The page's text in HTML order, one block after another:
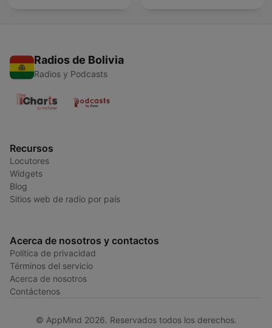
Radios de Bolivia
Radios y Podcasts
Recursos
Locutores
Widgets
Blog
Sitios web de radio por país
Acerca de nosotros y contactos
Política de privacidad
Términos del servicio
Acerca de nosotros
Contáctenos
© AppMind 2026. Reservados todos los derechos.